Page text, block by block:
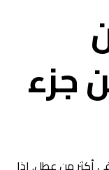
جزء
أكثر من عطل. إذا